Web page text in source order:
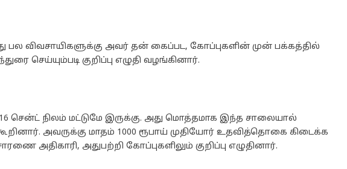
பல விவசாயிகளுக்கு அவர் தன் கைப்பட, கோப்புகளின் முன் பக்கத்தில்
செய்யும்படி குறிப்பு எழுதி வழங்கினார்.
சென்ட் நிலம் மட்டுமே இருக்கு. அது மொத்தமாக இந்த சாலையால்
அவருக்கு மாதம் 1000 ரூபாய் முதியோர் உதவித்தொகை கிடைக்க
அதிகாரி, அதுபற்றி கோப்புகளிலும் குறிப்பு எழுதினார்.